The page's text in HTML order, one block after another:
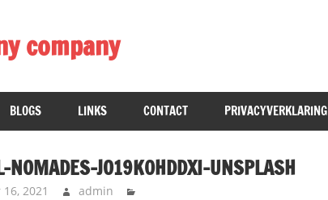
company
BLOGS LINKS CONTACT PRIVACYVERKLARING
NOMADES-JO19K0HDDXI-UNSPLASH
2021
admin